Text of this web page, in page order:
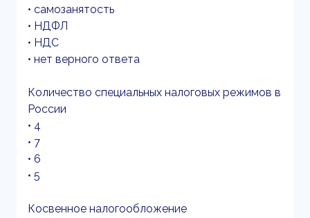
• самозанятость
• НДФЛ
• НДС
• нет верного ответа
Количество специальных налоговых режимов в
России
• 4
• 7
• 6
• 5
Косвенное налогообложение